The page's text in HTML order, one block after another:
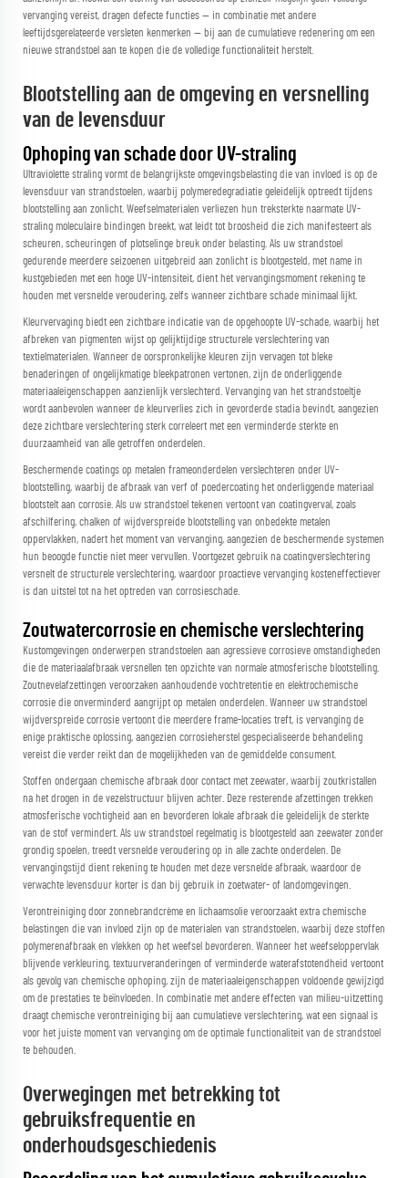
vervanging vereist, dragen defecte functies — in combinatie met andere
leeftijdsgerelateerde versleten kenmerken — bij aan de cumulatieve redenering om een
nieuwe strandstoel aan te kopen die de volledige functionaliteit herstelt.
Blootstelling aan de omgeving en versnelling
van de levensduur
Ophoping van schade door UV-straling
Ultraviolette straling vormt de belangrijkste omgevingsbelasting die van invloed is op de
levensduur van strandstoelen, waarbij polymeredegradiatie geleidelijk optreedt tijdens
blootstelling aan zonlicht. Weefselmaterialen verliezen hun treksterkte naarmate UV-
straling moleculaire bindingen breekt, wat leidt tot broosheid die zich manifesteert als
scheuren, scheuringen of plotselinge breuk onder belasting. Als uw strandstoel
gedurende meerdere seizoenen uitgebreid aan zonlicht is blootgesteld, met name in
kustgebieden met een hoge UV-intensiteit, dient het vervangingsmoment rekening te
houden met versnelde veroudering, zelfs wanneer zichtbare schade minimaal lijkt.
Kleurvervaging biedt een zichtbare indicatie van de opgehoopte UV-schade, waarbij het
afbreken van pigmenten wijst op gelijktijdige structurele verslechtering van
textielmaterialen. Wanneer de oorspronkelijke kleuren zijn vervagen tot bleke
benaderingen of ongelijkmatige bleekpatronen vertonen, zijn de onderliggende
materiaaleigenschappen aanzienlijk verslechterd. Vervanging van het strandstoeltje
wordt aanbevolen wanneer de kleurverlies zich in gevorderde stadia bevindt, aangezien
deze zichtbare verslechtering sterk correleert met een verminderde sterkte en
duurzaamheid van alle getroffen onderdelen.
Beschermende coatings op metalen frameonderdelen verslechteren onder UV-
blootstelling, waarbij de afbraak van verf of poedercoating het onderliggende materiaal
blootstelt aan corrosie. Als uw strandstoel tekenen vertoont van coatingverval, zoals
afschilfering, chalken of wijdverspreide blootstelling van onbedekte metalen
oppervlakken, nadert het moment van vervanging, aangezien de beschermende systemen
hun beoogde functie niet meer vervullen. Voortgezet gebruik na coatingverslechtering
versnelt de structurele verslechtering, waardoor proactieve vervanging kosteneffectiever
is dan uitstel tot na het optreden van corrosieschade.
Zoutwatercorrosie en chemische verslechtering
Kustomgevingen onderwerpen strandstoelen aan agressieve corrosieve omstandigheden
die de materiaalafbraak versnellen ten opzichte van normale atmosferische blootstelling.
Zoutnevelafzettingen veroorzaken aanhoudende vochtretentie en elektrochemische
corrosie die onverminderd aangrijpt op metalen onderdelen. Wanneer uw strandstoel
wijdverspreide corrosie vertoont die meerdere frame-locaties treft, is vervanging de
enige praktische oplossing, aangezien corrosieherstel gespecialiseerde behandeling
vereist die verder reikt dan de mogelijkheden van de gemiddelde consument.
Stoffen ondergaan chemische afbraak door contact met zeewater, waarbij zoutkristallen
na het drogen in de vezelstructuur blijven achter. Deze resterende afzettingen trekken
atmosferische vochtigheid aan en bevorderen lokale afbraak die geleidelijk de sterkte
van de stof vermindert. Als uw strandstoel regelmatig is blootgesteld aan zeewater zonder
grondig spoelen, treedt versnelde veroudering op in alle zachte onderdelen. De
vervangingstijd dient rekening te houden met deze versnelde afbraak, waardoor de
verwachte levensduur korter is dan bij gebruik in zoetwater- of landomgevingen.
Verontreiniging door zonnebrandcrème en lichaamsolie veroorzaakt extra chemische
belastingen die van invloed zijn op de materialen van strandstoelen, waarbij deze stoffen
polymerenafbraak en vlekken op het weefsel bevorderen. Wanneer het weefseloppervlak
blijvende verkleuring, textuurveranderingen of verminderde waterafstotendheid vertoont
als gevolg van chemische ophoping, zijn de materiaaleigenschappen voldoende gewijzigd
om de prestaties te beïnvloeden. In combinatie met andere effecten van milieu-uitzetting
draagt chemische verontreiniging bij aan cumulatieve verslechtering, wat een signaal is
voor het juiste moment van vervanging om de optimale functionaliteit van de strandstoel
te behouden.
Overwegingen met betrekking tot
gebruiksfrequentie en
onderhoudsgeschiedenis